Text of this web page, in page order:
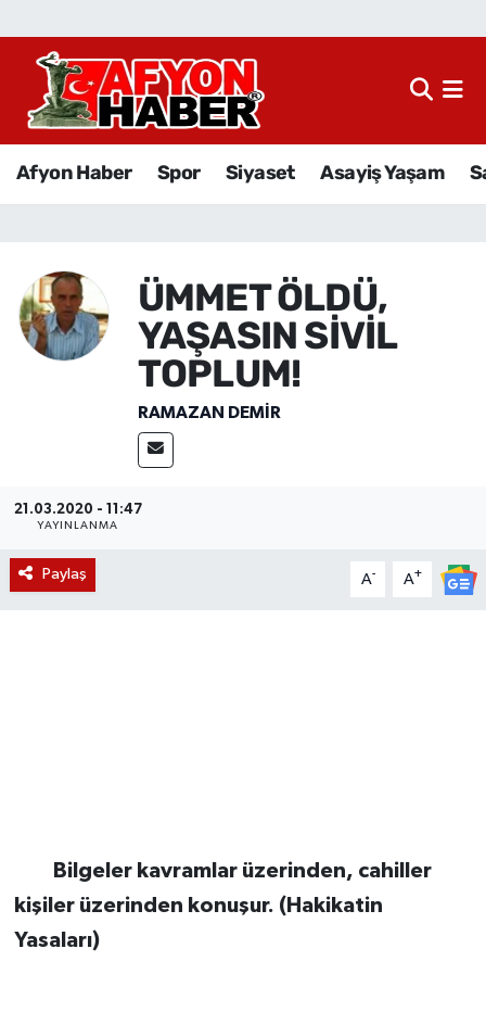
Afyon Haber Spor Siyaset Asayiş Yaşam
ÜMMET ÖLDÜ,
YAŞASIN SİVİL
TOPLUM!
RAMAZAN DEMİR
21.03.2020 - 11:47
YAYINLANMA
Paylaş A- A+
Bilgeler kavramlar üzerinden, cahiller
kişiler üzerinden konuşur. (Hakikatin
Yasaları)
Afyon Haber
Sağlık
Eğitim
Sivil Toplum
Magazin
Etkinlikler